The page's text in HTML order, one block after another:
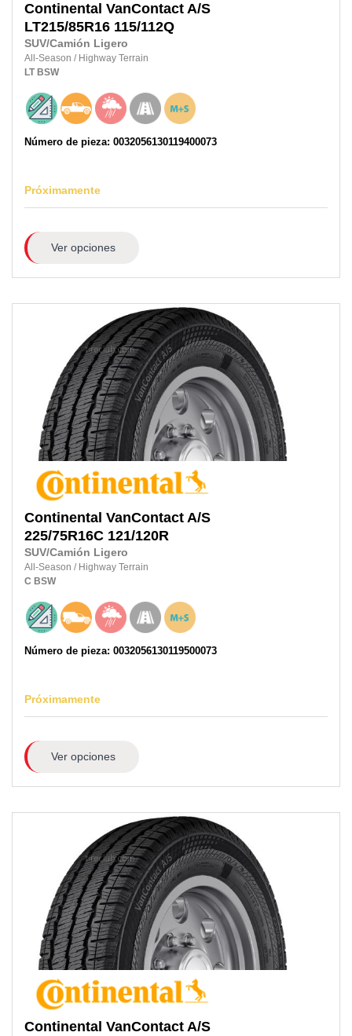
Continental VanContact A/S
LT215/85R16 115/112Q
SUV/Camión Ligero
All-Season / Highway Terrain
LT BSW
Número de pieza: 0032056130119400073
Próximamente
Ver opciones
Continental VanContact A/S
225/75R16C 121/120R
SUV/Camión Ligero
All-Season / Highway Terrain
C BSW
Número de pieza: 0032056130119500073
Próximamente
Ver opciones
Continental VanContact A/S